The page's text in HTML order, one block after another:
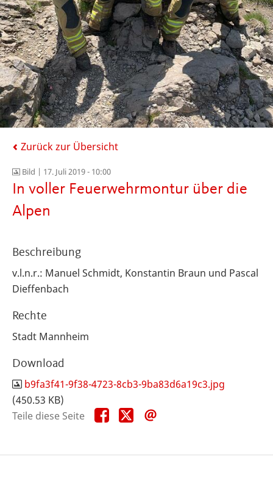
Zurück zur Übersicht
Bild | 17. Juli 2019 - 10:00
In voller Feuerwehrmontur über die
Alpen
Beschreibung
v.l.n.r.: Manuel Schmidt, Konstantin Braun und Pascal
Dieffenbach
Rechte
Stadt Mannheim
Download
b9fa3f41-9f38-4723-8cb3-9ba83d6a19c3.jpg
(450.53 KB)
Teile diese Seite
Teile
diese
Teile
diese